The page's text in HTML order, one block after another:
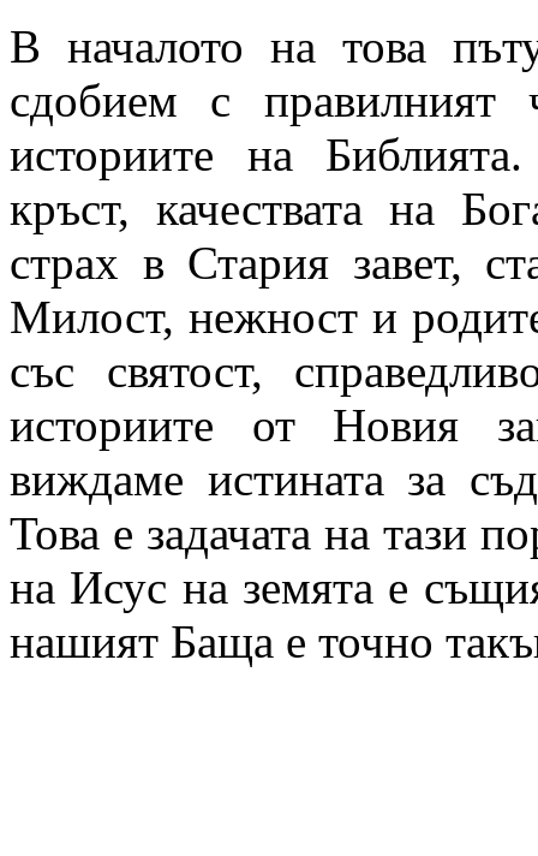
В началото на това
сдобием с правилният
историите на
кръст, качествата на
страх в Стария завет,
Милост, нежност и
със святост,
историите от Новия
виждаме истината за
Това е задачата на тази
на Исус на земята е
нашият Баща е точно